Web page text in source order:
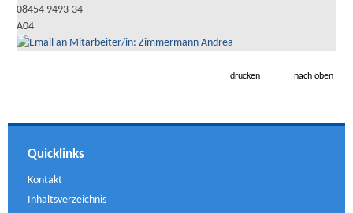
08454 9493-34
A04
drucken nach oben
Quicklinks
Kontakt
Inhaltsverzeichnis